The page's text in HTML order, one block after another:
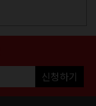
신청하기